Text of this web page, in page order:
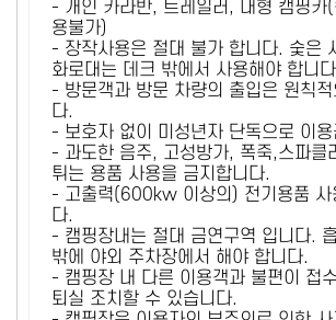
- 개인 카라반, 트레일러, 대형 캠핑카(
용불가)
- 장작사용은 절대 불가 합니다. 숯은
화로대는 데크 밖에서 사용해야 합니
- 방문객과 방문 차량의 출입은 원칙적
다.
- 보호자 없이 미성년자 단독으로 이용
- 과도한 음주, 고성방가, 폭죽,스파클
튀는 용품 사용을 금지합니다.
- 고출력(600kw 이상의) 전기용품 사
다.
- 캠핑장내는 절대 금연구역 입니다.
밖에 야외 주차장에서 해야 합니다.
- 캠핑장 내 다른 이용객과 불편이 접
퇴실 조치할 수 있습니다.